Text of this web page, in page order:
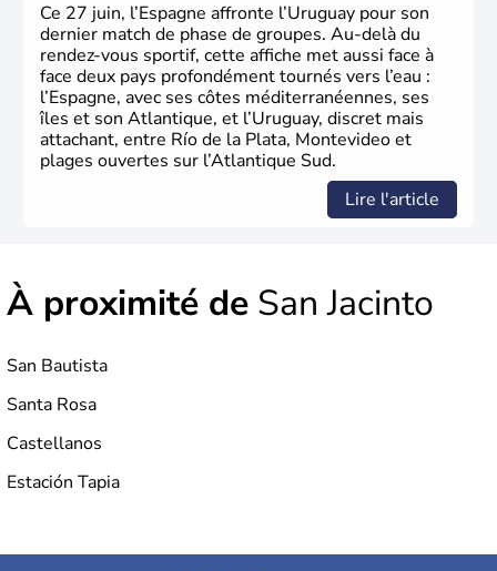
Ce 27 juin, l’Espagne affronte l’Uruguay pour son
dernier match de phase de groupes. Au-delà du
rendez-vous sportif, cette affiche met aussi face à
face deux pays profondément tournés vers l’eau :
l’Espagne, avec ses côtes méditerranéennes, ses
îles et son Atlantique, et l’Uruguay, discret mais
attachant, entre Río de la Plata, Montevideo et
plages ouvertes sur l’Atlantique Sud.
Lire l'article
À proximité de San Jacinto
San Bautista
Santa Rosa
Castellanos
Estación Tapia